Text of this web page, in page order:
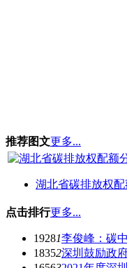
推荐图文更多...
湖北省碳排放权配
点击排行更多...
19281李俊峰：碳
18352深圳鼓励政